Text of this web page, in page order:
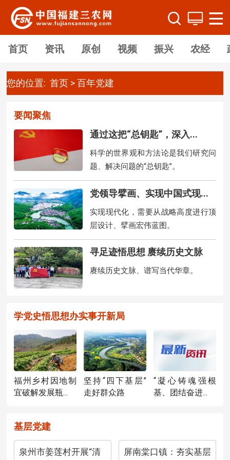
首页 资讯 原创 视频 振兴 农经
您的位置:首页 >百年党建
要闻聚焦
通过这把“总钥匙”，深入...
科学的世界观和方法论是我们研究问
题、解决问题的“总钥匙”。
党领导擘画、实现中国式现...
实现现代化，需要从战略高度进行顶
层设计、擘画宏伟蓝图。
寻足迹悟思想 赓续历史文脉
赓续历史文脉、谱写当代华章。
学党史悟思想办实事开新局
福州乡村因地制
宜破解发展瓶...
坚持“四下基层”
走好群众路
“凝心铸魂强根
基、团结奋进...
基层党建
泉州市姜莲村开展“清
屏南棠口镇：夯实基层